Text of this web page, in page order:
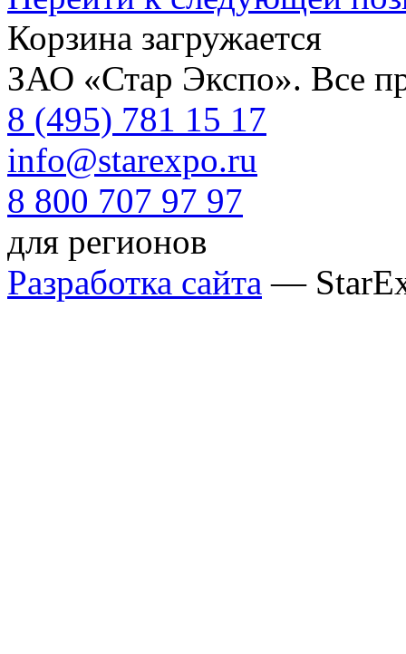
Корзина загружается
ЗАО «Стар Экспо». Все
8 (495) 781 15 17
info@starexpo.ru
8 800 707 97 97
для регионов
Разработка сайта —